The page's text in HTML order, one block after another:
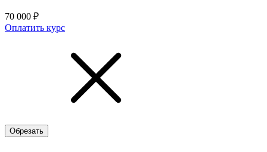
70 000 ₽
Оплатить курс
Обрезать